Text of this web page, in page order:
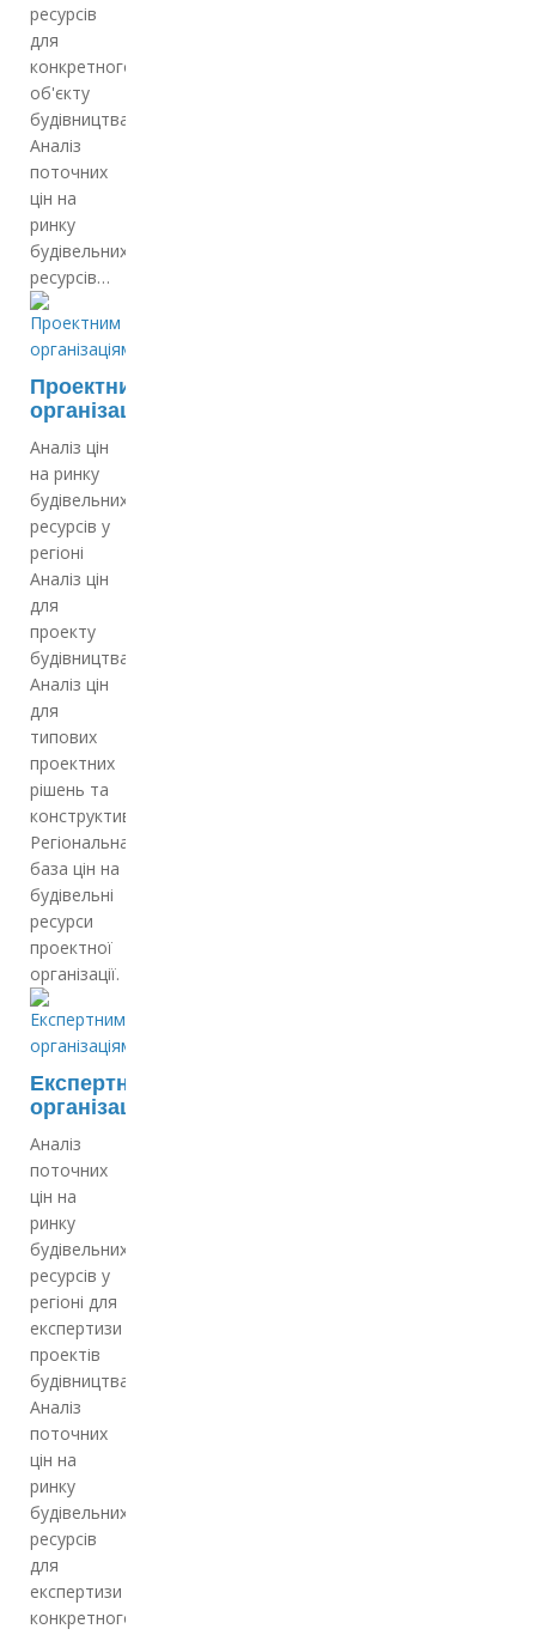
ресурсів
для
конкретного
об'єкту
будівництва;
Аналіз
поточних
цін на
ринку
будівельних
ресурсів…
Проектним
організаціям
Аналіз цін
на ринку
будівельних
ресурсів у
регіоні
Аналіз цін
для
проекту
будівництва
Аналіз цін
для
типових
проектних
рішень та
конструктивів
Регіональна
база цін на
будівельні
ресурси
проектної
організації.
Експертним
організаціям
Аналіз
поточних
цін на
ринку
будівельних
ресурсів у
регіоні для
експертизи
проектів
будівництва;
Аналіз
поточних
цін на
ринку
будівельних
ресурсів
для
експертизи
конкретного